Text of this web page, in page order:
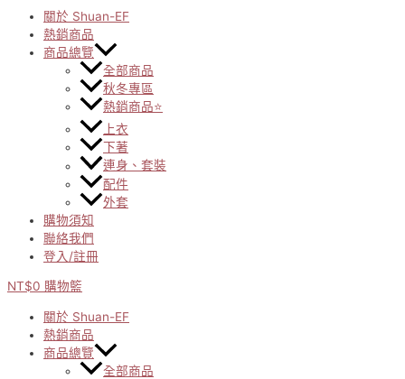
關於 Shuan-EF
熱銷商品
商品總覽
全部商品
秋冬專區
熱銷商品⭐
上衣
下著
連身、套裝
配件
外套
購物須知
聯絡我們
登入/註冊
NT$0 購物籃
關於 Shuan-EF
熱銷商品
商品總覽
全部商品